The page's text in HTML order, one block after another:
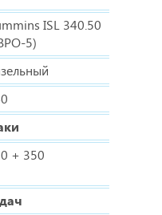
ISL 340.50
5)
+ 350